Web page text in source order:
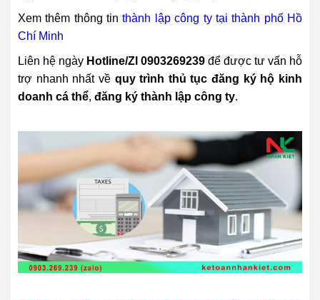
Xem thêm thông tinthành lập công ty tại thành phố Hồ
Chí Minh
Liên hệ ngày Hotline/Zl 0903269239 để được tư vấn hỗ
trợ nhanh nhất về quy trình thủ tục đăng ký hộ kinh
doanh cá thể, đăng ký thành lập công ty.